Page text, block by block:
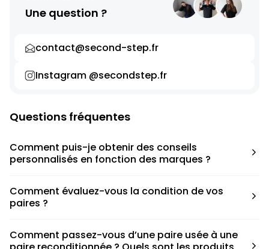
Une question ?
contact@second-step.fr
Instagram @secondstep.fr
Questions fréquentes
Comment puis-je obtenir des conseils
personnalisés en fonction des marques ?
pour déterminer la taille appropriée, que ce soit une taille
en dessous, au-dessus ou correspondant à votre taille
Comment évaluez-vous la condition de vos
paires ?
défauts spécifiques de chaque paire.
Comment passez-vous d’une paire usée à une